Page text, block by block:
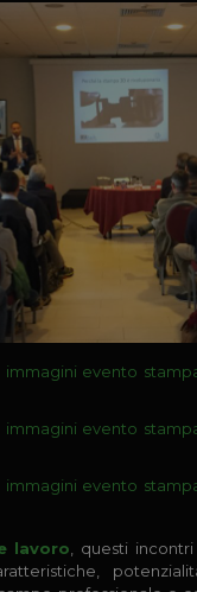
immagini evento
immagini evento
immagini evento
lavoro , questi